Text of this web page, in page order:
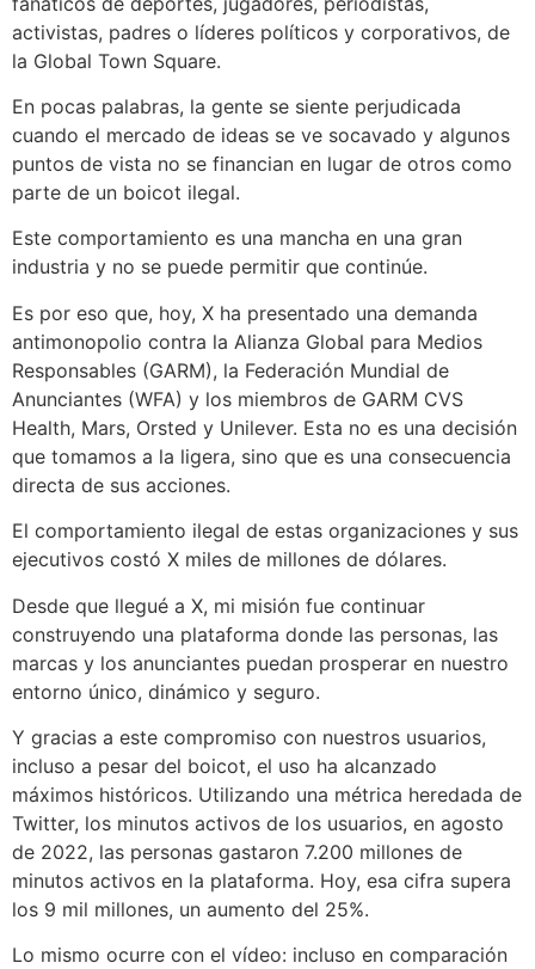
activistas, padres o líderes políticos y corporativos, de
la Global Town Square.
En pocas palabras, la gente se siente perjudicada
cuando el mercado de ideas se ve socavado y algunos
puntos de vista no se financian en lugar de otros como
parte de un boicot ilegal.
Este comportamiento es una mancha en una gran
industria y no se puede permitir que continúe.
Es por eso que, hoy, X ha presentado una demanda
antimonopolio contra la Alianza Global para Medios
Responsables (GARM), la Federación Mundial de
Anunciantes (WFA) y los miembros de GARM CVS
Health, Mars, Orsted y Unilever. Esta no es una decisión
que tomamos a la ligera, sino que es una consecuencia
directa de sus acciones.
El comportamiento ilegal de estas organizaciones y sus
ejecutivos costó X miles de millones de dólares.
Desde que llegué a X, mi misión fue continuar
construyendo una plataforma donde las personas, las
marcas y los anunciantes puedan prosperar en nuestro
entorno único, dinámico y seguro.
Y gracias a este compromiso con nuestros usuarios,
incluso a pesar del boicot, el uso ha alcanzado
máximos históricos. Utilizando una métrica heredada de
Twitter, los minutos activos de los usuarios, en agosto
de 2022, las personas gastaron 7.200 millones de
minutos activos en la plataforma. Hoy, esa cifra supera
los 9 mil millones, un aumento del 25%.
Lo mismo ocurre con el vídeo: incluso en comparación